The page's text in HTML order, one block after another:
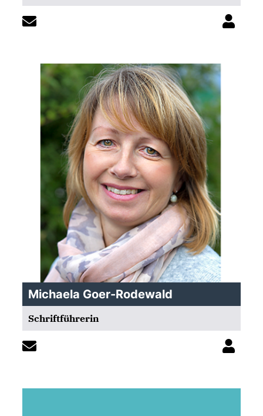
Michaela Goer-Rodewald
Schriftführerin